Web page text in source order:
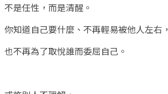
不是任性，而是清醒。
你知道自己要什麼、不再輕易被他人左右，
也不再為了取悅誰而委屈自己。